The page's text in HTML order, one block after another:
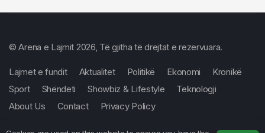
© Arena e Lajmit 2026, Të gjitha të drejtat e rezervuara.
Lajmet e fundit Aktualitet Politikë Ekonomi
Kronikë
Sport
Shëndeti Showbiz & Lifestyle
Teknologji
About Us
Contact Privacy Policy